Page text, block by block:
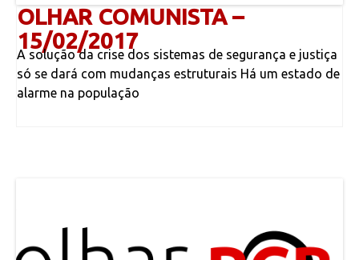
OLHAR COMUNISTA –
15/02/2017
A solução da crise dos sistemas de segurança e justiça
só se dará com mudanças estruturais Há um estado de
alarme na população